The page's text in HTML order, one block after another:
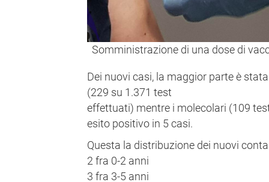
Somministrazione di una dose di
Dei nuovi casi, la maggior parte è
(229 su 1.371 test
effettuati) mentre i molecolari (109
esito positivo in 5 casi.
Questa la distribuzione dei nuovi
2 fra 0-2 anni
3 fra 3-5 anni